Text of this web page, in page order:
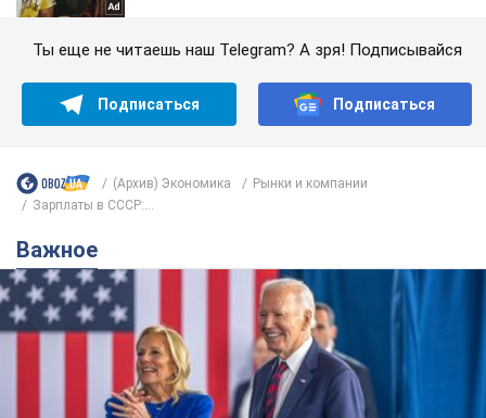
Ты еще не читаешь наш Telegram? А зря! Подписывайся
Подписаться Подписаться
(Архив) Экономика
Рынки и компании
Зарплаты в СССР:...
Важное